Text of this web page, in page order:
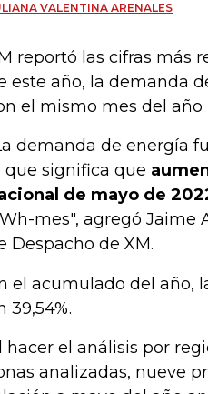
VALENTINA ARENALES
reportó las cifras más
este año, la demanda
el mismo mes del año
demanda de energía
que significa que
de mayo de
mes", agregó Jaime
Despacho de XM.
el acumulado del año,
39,54%.
hacer el análisis por
analizadas, nueve